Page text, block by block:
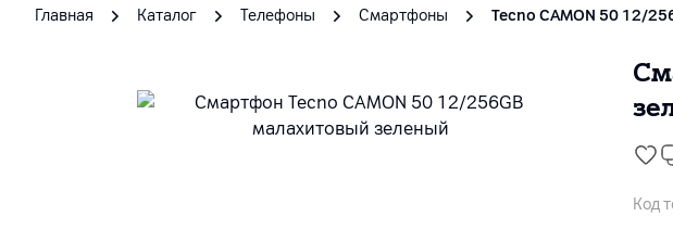
Главная Каталог Телефоны Смартфоны Tecno CAMON 50 12/
Код